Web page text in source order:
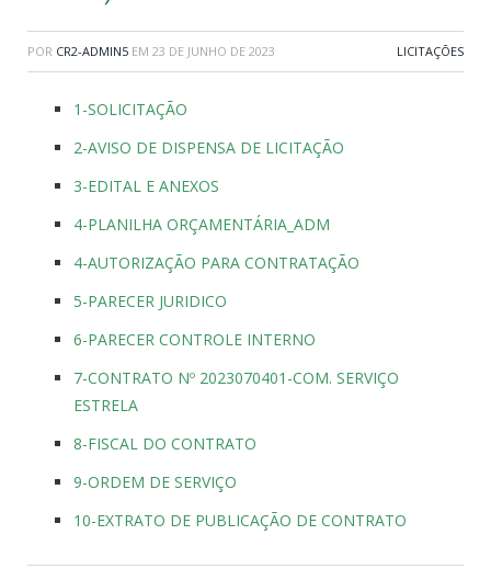
POR CR2-ADMIN5 EM 23 DE JUNHO DE 2023 LICITAÇÕES
1-SOLICITAÇÃO
2-AVISO DE DISPENSA DE LICITAÇÃO
3-EDITAL E ANEXOS
4-PLANILHA ORÇAMENTÁRIA_ADM
4-AUTORIZAÇÃO PARA CONTRATAÇÃO
5-PARECER JURIDICO
6-PARECER CONTROLE INTERNO
7-CONTRATO Nº 2023070401-COM. SERVIÇO
ESTRELA
8-FISCAL DO CONTRATO
9-ORDEM DE SERVIÇO
10-EXTRATO DE PUBLICAÇÃO DE CONTRATO